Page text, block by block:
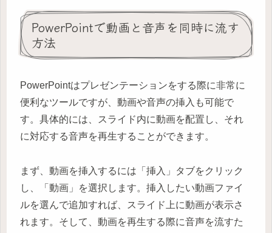
PowerPointで動画と音声を同時に流す
方法
PowerPointはプレゼンテーションをする際に非常に
便利なツールですが、動画や音声の挿入も可能で
す。具体的には、スライド内に動画を配置し、それ
に対応する音声を再生することができます。
まず、動画を挿入するには「挿入」タブをクリック
し、「動画」を選択します。挿入したい動画ファイ
ルを選んで追加すれば、スライド上に動画が表示さ
れます。そして、動画を再生する際に音声を流すた